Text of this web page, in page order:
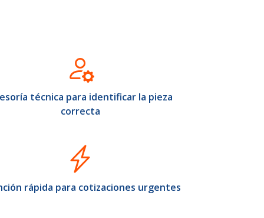
técnica para identificar la pieza
correcta
rápida para cotizaciones urgentes